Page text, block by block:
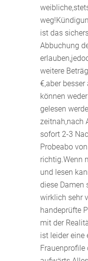
weibliche,st
ist das
Abbuchung
weitere
€,aber
können
gelesen
zeitnah,nach
sofort 2-3
Probeabo
richtig.Wenn
und lesen
diese Damen
wirklich sehr
handeprüfte
mit der
ist leider eine